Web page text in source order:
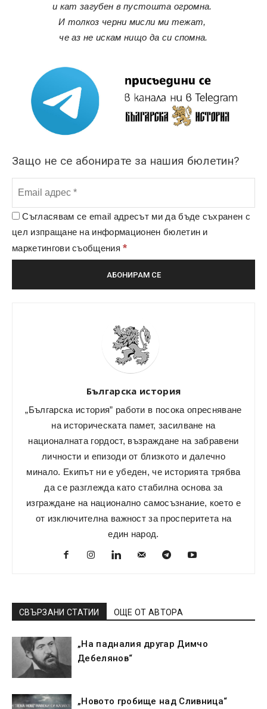
и кат загубен в пустошта огромна.
И толкоз черни мисли ми тежат,
че аз не искам нищо да си спомна.
Защо не се абонирате за нашия бюлетин?
Съгласявам се email адресът ми да бъде съхранен с
цел изпращане на информационен бюлетин и
маркетингови съобщения*
Българска история
„Българска история” работи в посока опресняване
на историческата памет, засилване на
националната гордост, възраждане на забравени
личности и епизоди от близкото и далечно
минало. Екипът ни е убеден, че историята трябва
да се разглежда като стабилна основа за
изграждане на национално самосъзнание, което е
от изключителна важност за просперитета на
един народ.
СВЪРЗАНИ СТАТИИ ОЩЕ ОТ АВТОРА
„На падналия другар Димчо
Дебелянов“
„Новото гробище над Сливница“